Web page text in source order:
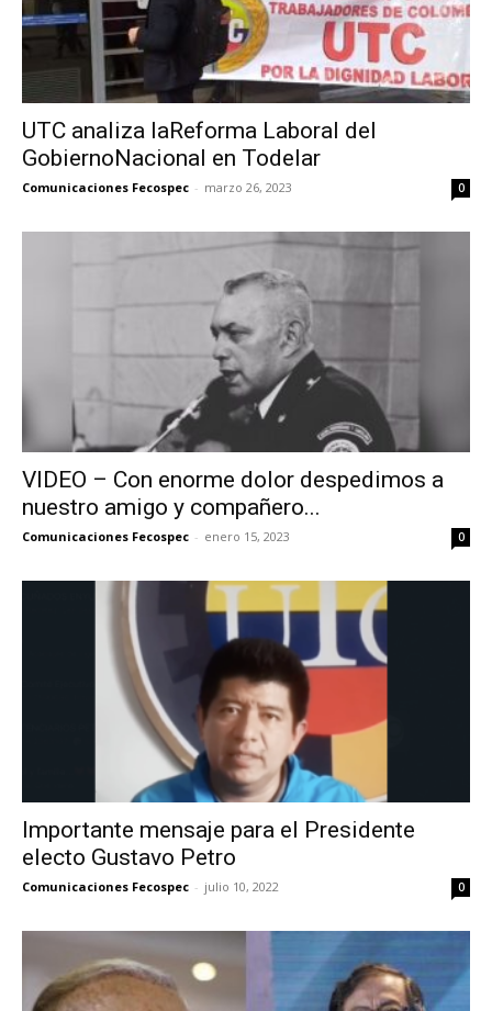
UTC analiza laReforma Laboral del
GobiernoNacional en Todelar
Comunicaciones Fecospec - marzo 26, 2023 0
VIDEO – Con enorme dolor despedimos a
nuestro amigo y compañero...
Comunicaciones Fecospec - enero 15, 2023 0
Importante mensaje para el Presidente
electo Gustavo Petro
Comunicaciones Fecospec - julio 10, 2022 0